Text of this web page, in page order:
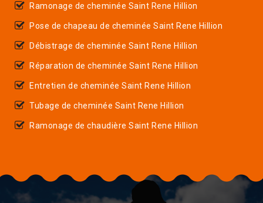
Ramonage de cheminée Saint Rene Hillion
Pose de chapeau de cheminée Saint Rene Hillion
Débistrage de cheminée Saint Rene Hillion
Réparation de cheminée Saint Rene Hillion
Entretien de cheminée Saint Rene Hillion
Tubage de cheminée Saint Rene Hillion
Ramonage de chaudière Saint Rene Hillion